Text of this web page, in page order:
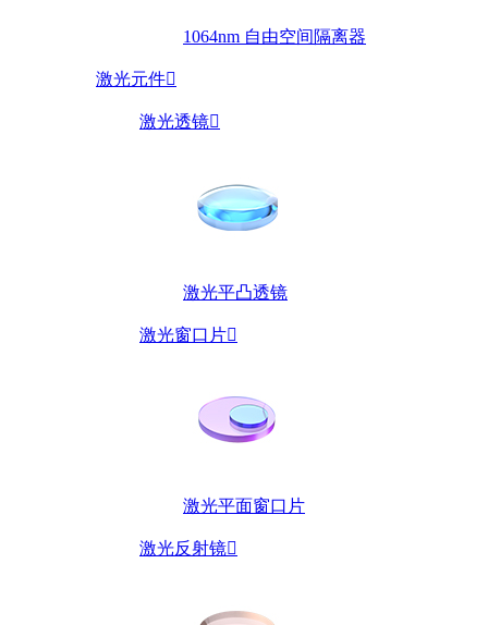
1064nm 自由空间隔离器
激光元件
激光透镜
激光平凸透镜
激光窗口片
激光平面窗口片
激光反射镜